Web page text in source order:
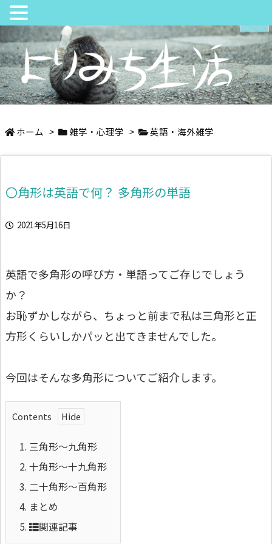
日々の中でちょっとよりみち
メニュ
サイド
ホーム > 雑学・心理学 > 英語・海外雑学
〇角形は英語で何？ 多角形の単語
2021年5月16日
英語で多角形の呼び方・単語ってご存じでしょう
か？
お恥ずかしながら、ちょっと前まで私は三角形と正
方形くらいしかパッと出てきませんでした。
今回はそんな多角形についてご紹介します。
Contents
1. 三角形～九角形
2. 十角形～十九角形
3. 二十角形～百角形
4. まとめ
5.
関連記事